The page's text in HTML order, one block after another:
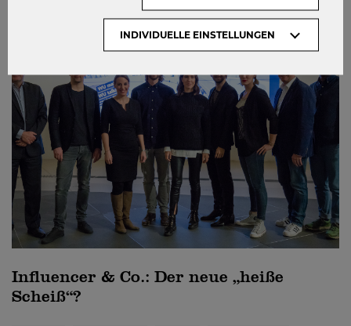
Influencer & Co.: Der neue „heiße
Scheiß“?
INDIVIDUELLE EINSTELLUNGEN